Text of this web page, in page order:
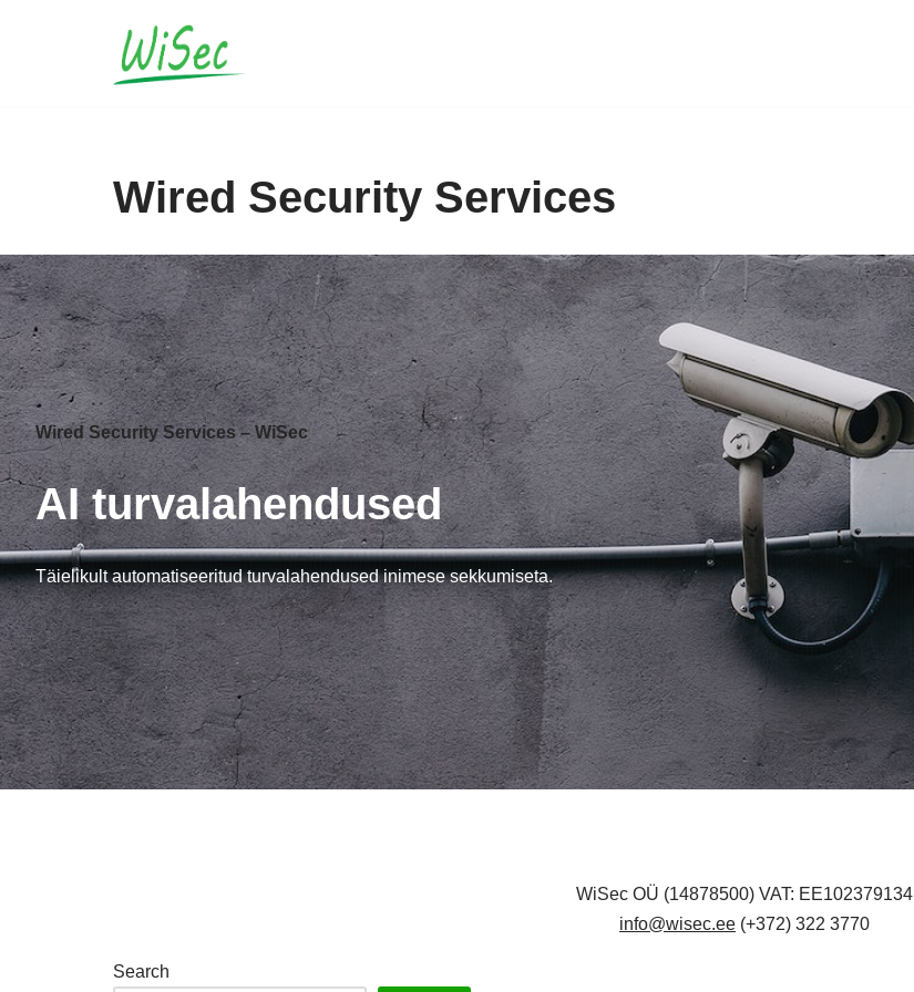
Wired Security Services
Wired Security Services – WiSec
AI turvalahendused
Täielikult automatiseeritud turvalahendused inimese sekkumiseta.
WiSec OÜ (14878500) VAT: EE102379134
info@wisec.ee (+372) 322 3770
Search